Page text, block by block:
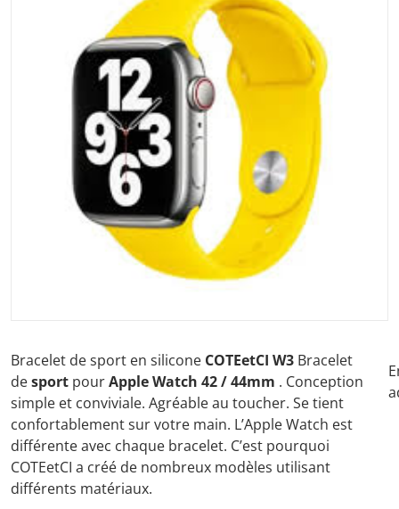
Ouvrir les médias 1 dans la
Bracelet de sport en silicone COTEetCI W3 Bracelet
desport pourApple Watch 42 / 44mm . Conception
simple et conviviale. Agréable au toucher. Se tient
confortablement sur votre main. L’Apple Watch est
différente avec chaque bracelet. C’est pourquoi
COTEetCI a créé de nombreux modèles utilisant
différents matériaux.